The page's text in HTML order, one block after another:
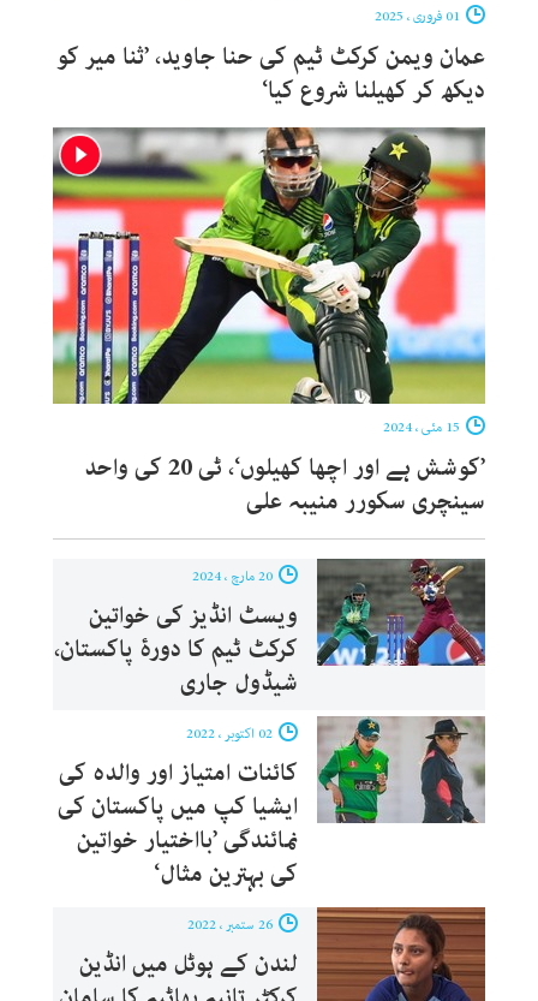
عمان ویمن کرکٹ ٹیم کی حنا جاوید، ’ثنا میر کو
دیکھ کر کھیلنا شروع کیا‘
’کوشش ہے اور اچھا کھیلوں‘، ٹی 20 کی واحد
سینچری سکورر منیبہ علی
ویسٹ انڈیز کی خواتین
کرکٹ ٹیم کا دورۂ پاکستان،
شیڈول جاری
کائنات امتیاز اور والدہ کی
ایشیا کپ میں پاکستان کی
نمائندگی ’بااختیار خواتین
کی بہترین مثال‘
لندن کے ہوٹل میں انڈین